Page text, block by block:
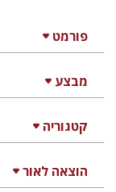
פורמט
מבצע
קטגוריה
הוצאה לאור